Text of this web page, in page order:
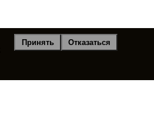
Принять Отказаться